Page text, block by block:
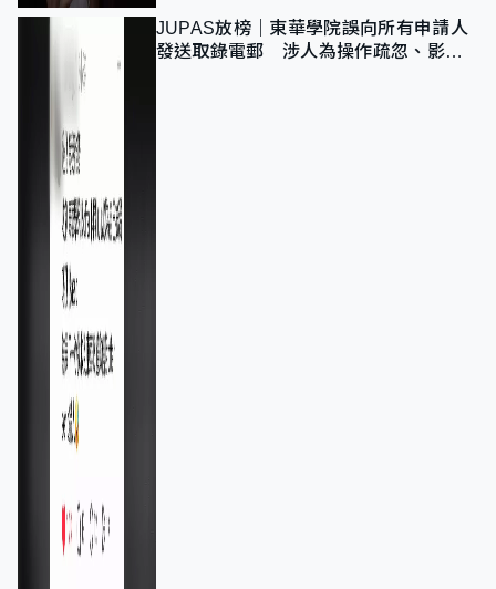
JUPAS放榜｜東華學院誤向所有申請人
發送取錄電郵 涉人為操作疏忽、影響